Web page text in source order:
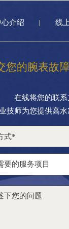
心介绍 线
您的腕表故
在线将您的联
技师为您提供高